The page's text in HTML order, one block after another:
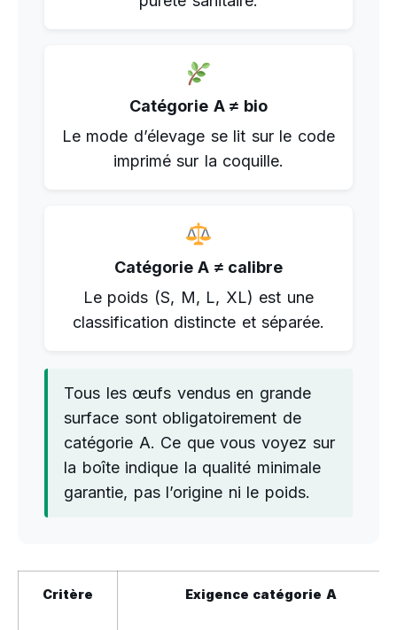
Catégorie A ≠ bio
Le mode d’élevage se lit sur le code
imprimé sur la coquille.
Catégorie A ≠ calibre
Le poids (S, M, L, XL) est une
classification distincte et séparée.
Tous les œufs vendus en grande
surface sont obligatoirement de
catégorie A. Ce que vous voyez sur
la boîte indique la qualité minimale
garantie, pas l’origine ni le poids.
Critère Exigence catégorie A